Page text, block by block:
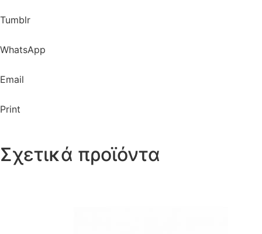
Tumblr
WhatsApp
Email
Print
Σχετικά προϊόντα